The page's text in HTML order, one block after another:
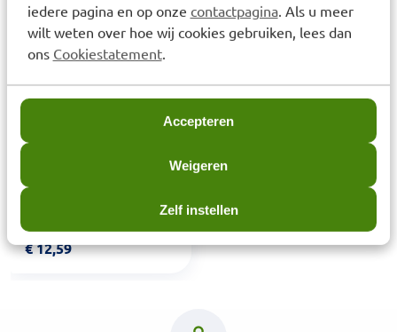
iedere pagina en op onze contactpagina. Als u meer
wilt weten over hoe wij cookies gebruiken, lees dan
ons Cookiestatement.
Accepteren
Weigeren
Zelf instellen
Laatst bekeken items
Spreemyk Poederspray
€12,59